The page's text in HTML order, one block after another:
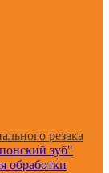
резака
зуб"
обработки